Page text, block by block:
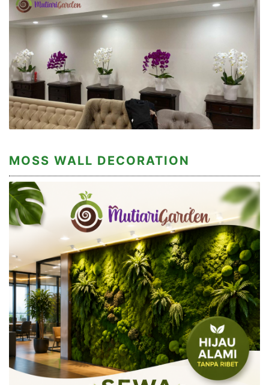
MOSS WALL DECORATION